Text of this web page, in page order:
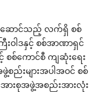
းဆောင်သည့် လက်ရှိ စစ်
ဝါဒနှင့် စစ်အာဏာရှင်
စ်ကောင်စီ ကျဆုံးရေး
ည်းများအပါအဝင် စစ်
ားစုအဖွဲ့အစည်းအားလုံး